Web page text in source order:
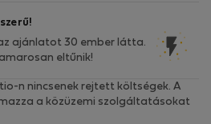
ajánlatot 30 ember látta.
eltűnik!
n nincsenek rejtett költségek. A
a közüzemi szolgáltatásokat